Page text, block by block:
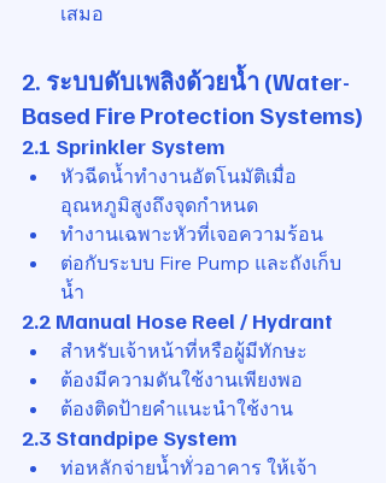
เสมอ
2. ระบบดับเพลิงด้วยน้ำ (Water-
Based Fire Protection Systems)
2.1 Sprinkler System
หัวฉีดน้ำทำงานอัตโนมัติเมื่อ
อุณหภูมิสูงถึงจุดกำหนด
ทำงานเฉพาะหัวที่เจอความร้อน
ต่อกับระบบ Fire Pump และถังเก็บ
น้ำ
2.2 Manual Hose Reel / Hydrant
สำหรับเจ้าหน้าที่หรือผู้มีทักษะ
ต้องมีความดันใช้งานเพียงพอ
ต้องติดป้ายคำแนะนำใช้งาน
2.3 Standpipe System
ท่อหลักจ่ายน้ำทั่วอาคาร ให้เจ้า